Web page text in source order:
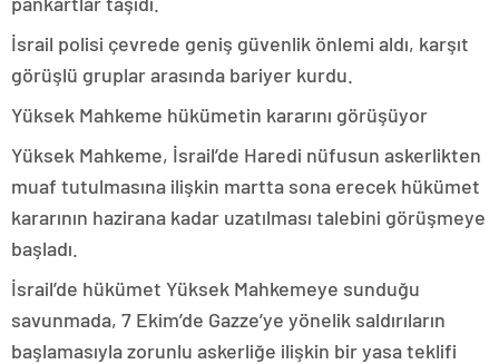
İsrail polisi çevrede geniş güvenlik önlemi aldı, karşıt
görüşlü gruplar arasında bariyer kurdu.
Yüksek Mahkeme hükümetin kararını görüşüyor
Yüksek Mahkeme, İsrail’de Haredi nüfusun askerlikten
muaf tutulmasına ilişkin martta sona erecek hükümet
kararının hazirana kadar uzatılması talebini görüşmeye
başladı.
İsrail’de hükümet Yüksek Mahkemeye sunduğu
savunmada, 7 Ekim’de Gazze’ye yönelik saldırıların
başlamasıyla zorunlu askerliğe ilişkin bir yasa teklifi